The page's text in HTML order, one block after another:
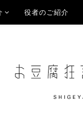
役者のご紹介